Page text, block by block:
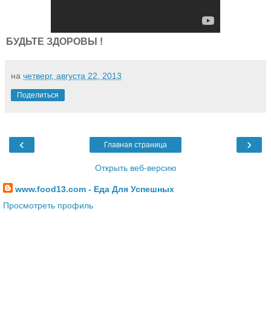
БУДЬТЕ ЗДОРОВЫ !
на четверг, августа 22, 2013
Поделиться
‹ ›
Главная страница
Открыть веб-версию
www.food13.com - Еда Для Успешных
Просмотреть профиль